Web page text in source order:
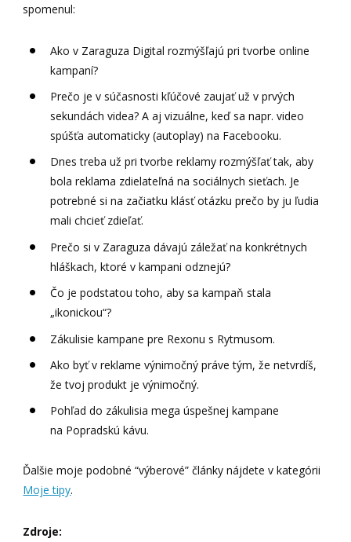
spomenul:
Ako v Zaraguza Digital rozmýšľajú pri tvorbe online
kampaní?
Prečo je v súčasnosti kľúčové zaujať už v prvých
sekundách videa? A aj vizuálne, keď sa napr. video
spúšťa automaticky (autoplay) na Facebooku.
Dnes treba už pri tvorbe reklamy rozmýšľať tak, aby
bola reklama zdielateľná na sociálnych sieťach. Je
potrebné si na začiatku klásť otázku prečo by ju ľudia
mali chcieť zdieľať.
Prečo si v Zaraguza dávajú záležať na konkrétnych
hláškach, ktoré v kampani odznejú?
Čo je podstatou toho, aby sa kampaň stala
„ikonickou“?
Zákulisie kampane pre Rexonu s Rytmusom.
Ako byť v reklame výnimočný práve tým, že netvrdíš,
že tvoj produkt je výnimočný.
Pohľad do zákulisia mega úspešnej kampane
na Popradskú kávu.
Ďalšie moje podobné “výberové” články nájdete v kategórii
Moje tipy.
Zdroje: